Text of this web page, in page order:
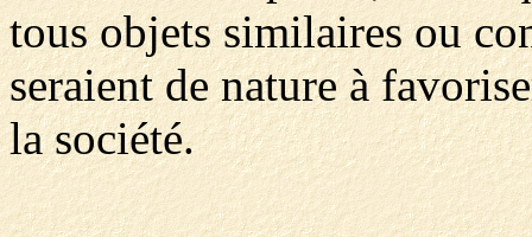
tous objets similaires ou
seraient de nature à
la société.